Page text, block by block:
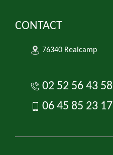
CONTACT
76340 Realcamp
02 52 56 43 58
06 45 85 23 17